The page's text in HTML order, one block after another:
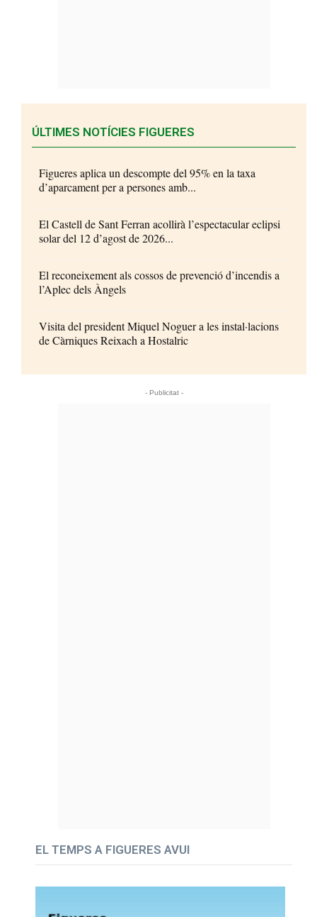
ÚLTIMES NOTÍCIES FIGUERES
Figueres aplica un descompte del 95% en la taxa
d’aparcament per a persones amb...
El Castell de Sant Ferran acollirà l’espectacular eclipsi
solar del 12 d’agost de 2026...
El reconeixement als cossos de prevenció d’incendis a
l’Aplec dels Àngels
Visita del president Miquel Noguer a les instal·lacions
de Càrniques Reixach a Hostalric
- Publicitat -
EL TEMPS A FIGUERES AVUI